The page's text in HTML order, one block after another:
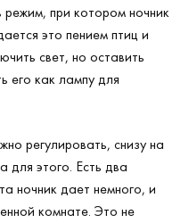
режим, при котором ночник
это пением птиц и
свет, но оставить
его как лампу для
регулировать, снизу на
для этого. Есть два
ночник дает немного, и
комнате. Это не